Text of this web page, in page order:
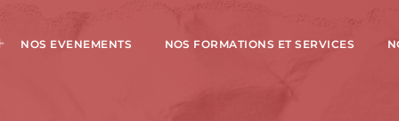
NOS EVENEMENTS NOS FORMATIONS ET SERVICES